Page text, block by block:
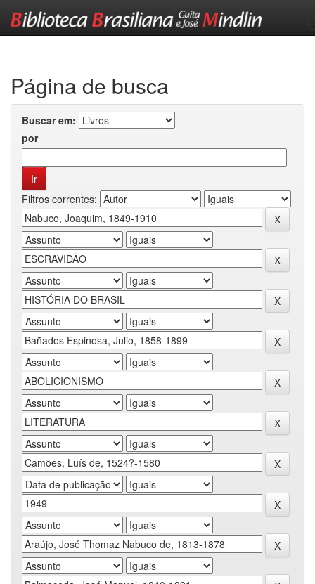
Página de busca
Buscar em:
por
Filtros correntes: